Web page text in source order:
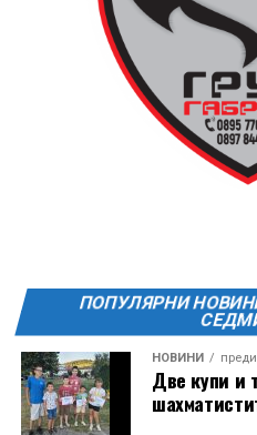
13 АВГУСТ (четвъртък)
19:00ч Групова
20:00ч. Куиз вечер за обща
21:30ч. Прожекция на
Ще бъде хубаво – не
ПОПУЛЯРНИ
НОВИНИ
Две купи и